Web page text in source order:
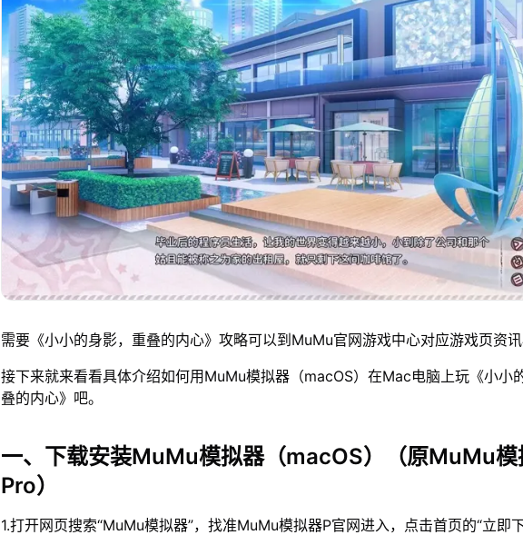
需要《小小的身影，重叠的内心》攻略可以到MuMu官网游戏中心对应游戏页资
接下来就来看看具体介绍如何用MuMu模拟器（macOS）在Mac电脑上玩《小小
叠的内心》吧。
一、下载安装MuMu模拟器（macOS）（原MuMu模
Pro）
1.打开网页搜索“MuMu模拟器”，找准MuMu模拟器P官网进入，点击首页的“立即